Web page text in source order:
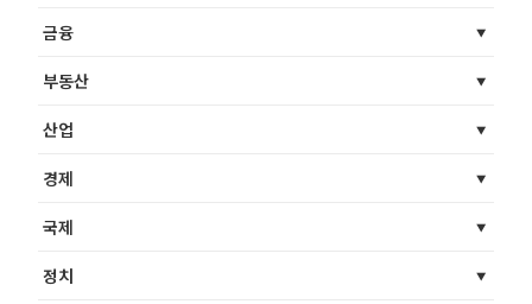
금융
부동산
산업
경제
국제
정치